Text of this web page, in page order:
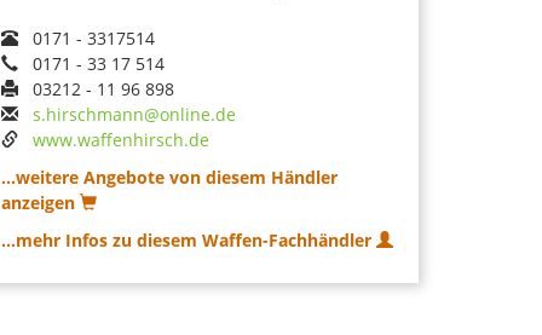
0171 - 3317514
0171 - 33 17 514
03212 - 11 96 898
s.hirschmann@online.de
www.waffenhirsch.de
...weitere Angebote von diesem Händler
anzeigen
...mehr Infos zu diesem Waffen-Fachhändler